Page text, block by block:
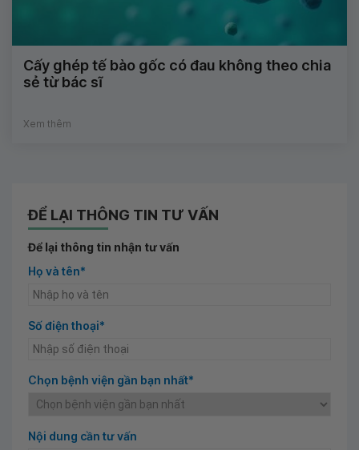
Cấy ghép tế bào gốc có đau không theo chia
sẻ từ bác sĩ
Xem thêm
ĐỂ LẠI THÔNG TIN TƯ VẤN
Để lại thông tin nhận tư vấn
Họ và tên*
Số điện thoại*
Chọn bệnh viện gần bạn nhất*
Nội dung cần tư vấn